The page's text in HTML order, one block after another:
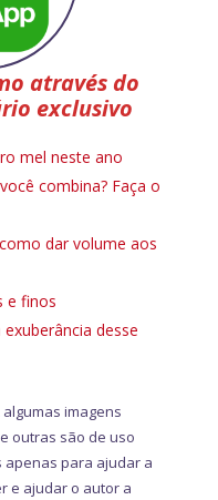
através do
exclusivo
mel neste ano
combina? Faça o
dar volume aos
e finos
desse
imagens
outras são de uso
apenas para ajudar a
e ajudar o autor a